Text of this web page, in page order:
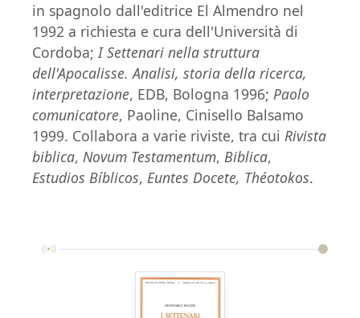
in spagnolo dall'editrice El Almendro nel
1992 a richiesta e cura dell'Università di
Cordoba;I Settenari nella struttura
dell'Apocalisse. Analisi, storia della ricerca,
interpretazione, EDB, Bologna 1996; Paolo
comunicatore, Paoline, Cinisello Balsamo
1999. Collabora a varie riviste, tra cui Rivista
biblica, Novum Testamentum, Biblica,
Estudios Bíblicos, Euntes Docete, Théotokos.